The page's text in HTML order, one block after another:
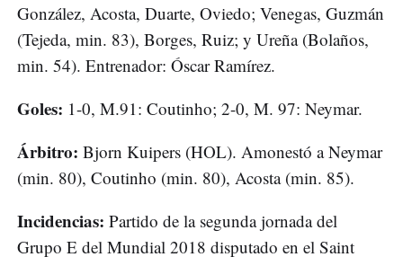
González, Acosta, Duarte, Oviedo; Venegas, Guzmán
(Tejeda, min. 83), Borges, Ruiz; y Ureña (Bolaños,
min. 54). Entrenador: Óscar Ramírez.
Goles: 1-0, M.91: Coutinho; 2-0, M. 97: Neymar.
Árbitro: Bjorn Kuipers (HOL). Amonestó a Neymar
(min. 80), Coutinho (min. 80), Acosta (min. 85).
Incidencias: Partido de la segunda jornada del
Grupo E del Mundial 2018 disputado en el Saint